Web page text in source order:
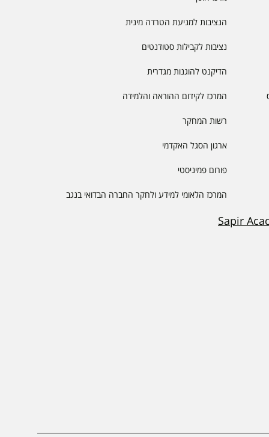
הנציבות למניעת הטרדה מינית
נציבות לקבילות סטודנטים
הדיקנט להוגנות מגדרית
המרכז לקידום ההוראה והלמידה
רשות המחקר
ארגון הסגל האקדמי
פורום פמיניסטי
המרכז הלאומי למידע ולחקר החברה הבדואי בנגב
Sapir